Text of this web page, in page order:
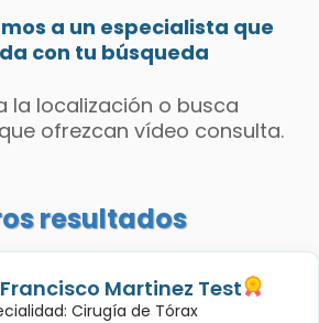
a un especialista que
con tu búsqueda
la localización o busca
ofrezcan vídeo consulta.
resultados
Francisco Martinez Test
Cirugía de Tórax